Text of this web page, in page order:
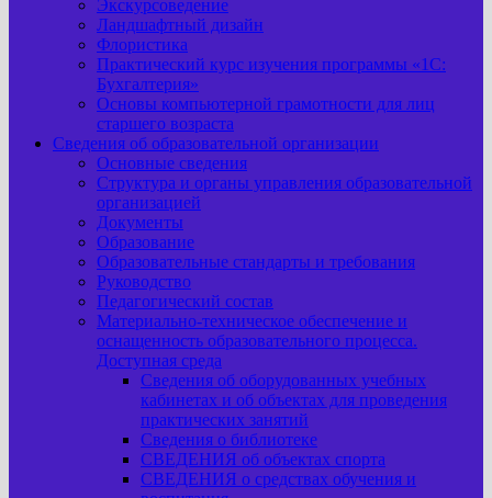
Экскурсоведение
Ландшафтный дизайн
Флористика
Практический курс изучения программы «1С:
Бухгалтерия»
Основы компьютерной грамотности для лиц
старшего возраста
Сведения об образовательной организации
Основные сведения
Структура и органы управления образовательной
организацией
Документы
Образование
Образовательные стандарты и требования
Руководство
Педагогический состав
Материально-техническое обеспечение и
оснащенность образовательного процесса.
Доступная среда
Сведения об оборудованных учебных
кабинетах и об объектах для проведения
практических занятий
Сведения о библиотеке
СВЕДЕНИЯ об объектах спорта
СВЕДЕНИЯ о средствах обучения и